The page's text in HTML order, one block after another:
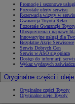
Promocje i sezonowe usługi
Pozostałe oferty serwisu
Rezerwacja wizyty w
Gwarancja Toyota Relax
Pozostałe Gwarancje Toyoty
Ubezpieczenia i naprawy
Innowacyjne usługi dla
Bezpłatne Akcje Serwisowe
Serwis Dobrych Cen
Serwis w ASO się opłaca
Dostęp do informacji
Wykaz wydanych
Oryginalne części i
Oryginalne części Toyoty
Oryginalne oleje Toyoty